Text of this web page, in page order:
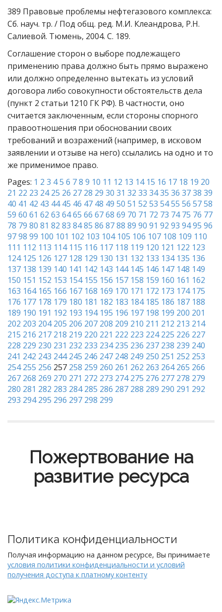
389 Правовые проблемы нефтегазового комплекса:
Сб. науч. тр. / Под общ. ред. М.И. Клеандрова, Р.Н.
Салиевой. Тюмень, 2004. С. 189.
Соглашение сторон о выборе подлежащего
применению права должно быть прямо выражено
или должно определенно вытекать из условий
договора либо совокупности обстоятельств дела
(пункт 2 статьи 1210 ГК РФ). В частности, оно
считается заключенным, если стороны спорного
правоотношения при обосновании своих
требований и возражений (например, в исковом
заявлении и отзыве на него) ссылались на одно и то
же применимое право.
Pages: 1 2 3 45 6 78 9 10 11 12 13 14 15 16 17 18 19 20
21 22 23 24 25 26 27 28 29 30 31 32 33 3435 36 3738 39
40 41 42 43 44 45 46 47 48 49 50 51 52 53 5455 56 5758
59 60 61 62 63 6465 66 6768 69 70 71 72 73 74 75 76 77
78 79 80 81 82 83 8485 86 8788 89 90 91 92 93 9495 96
9798 99 100 101 102 103 104 105 106 107 108 109 110
111 112 113 114 115 116 117 118 119 120 121 122 123
124 125 126 127 128 129 130 131 132 133 134 135 136
137 138 139 140 141 142 143 144 145 146 147 148 149
150 151 152 153 154 155 156 157 158 159 160 161 162
163 164 165 166 167 168 169 170 171 172 173 174 175
176 177 178 179 180 181 182 183 184 185 186 187 188
189 190 191 192 193 194 195 196 197 198 199 200 201
202 203 204 205 206 207 208 209 210 211 212 213 214
215 216 217 218 219 220 221 222 223 224 225 226 227
228 229 230 231 232 233 234 235 236 237 238 239 240
241 242 243 244 245 246 247 248 249 250 251 252 253
254 255 256 257 258 259 260 261 262 263 264 265 266
267 268 269 270 271 272 273 274 275 276 277 278 279
280 281 282 283 284 285 286 287 288 289 290 291 292
293 294 295 296 297 298 299
Пожертвование на
развитие ресурса
Политика конфиденциальности
Получая информацию на данном ресурсе, Вы принимаете
условия политики конфиденциальности и условий
получения доступа к платному контенту